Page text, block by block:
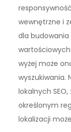
wewnętrzne i
dla
wyżej może
wyszukiwania.
lokalnych
określonym
lokalizacji